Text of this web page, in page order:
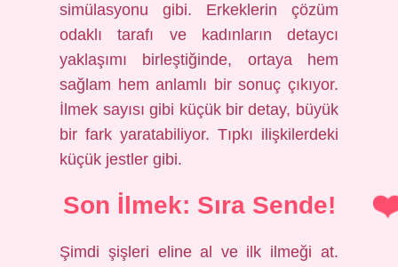
simülasyonu gibi. Erkeklerin çözüm
odaklı tarafı ve kadınların detaycı
yaklaşımı birleştiğinde, ortaya hem
sağlam hem anlamlı bir sonuç çıkıyor.
İlmek sayısı gibi küçük bir detay, büyük
bir fark yaratabiliyor. Tıpkı ilişkilerdeki
küçük jestler gibi.
Son İlmek: Sıra Sende!
Şimdi şişleri eline al ve ilk ilmeği at.